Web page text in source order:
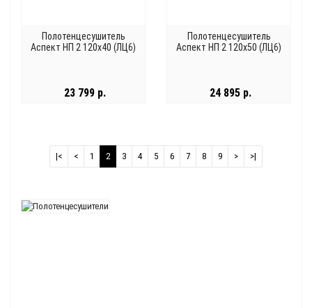
Полотенцесушитель
Аспект НП 2 120x40 (ЛЦ6)
23 799 р.
Полотенцесушитель
Аспект НП 2 120x50 (ЛЦ6)
24 895 р.
|< < 1 2 3 4 5 6 7 8 9 > >|